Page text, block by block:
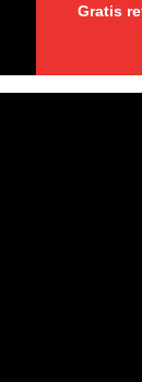
Gratis